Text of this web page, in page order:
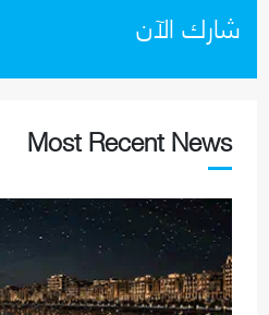
شارك الآن
Most Recent News